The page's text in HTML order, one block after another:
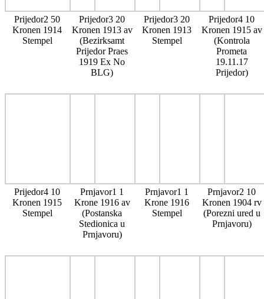
Prijedor2 50
Kronen 1914
Stempel
Prijedor3 20
Kronen 1913 av
(Bezirksamt
Prijedor Praes
1919 Ex No
BLG)
Prijedor3 20
Kronen 1913
Stempel
Prijedor4 10
Kronen 1915 av
(Kontrola
Prometa
19.11.17
Prijedor)
Prijedor4 10
Kronen 1915
Stempel
Prnjavor1 1
Krone 1916 av
(Postanska
Stedionica u
Prnjavoru)
Prnjavor1 1
Krone 1916
Stempel
Prnjavor2 10
Kronen 1904 rv
(Porezni ured u
Prnjavoru)